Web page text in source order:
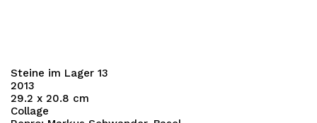
Steine im Lager 13
2013
29.2 x 20.8 cm
Collage